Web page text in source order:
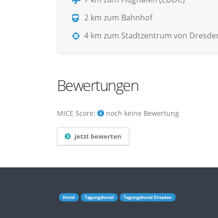
2 km zum Bahnhof
4 km zum Stadtzentrum von
Bewertungen
MICE Score: noch keine Bewertung
jetzt bewerten
Hotel Tagungshotel Tagungshotel Dresden